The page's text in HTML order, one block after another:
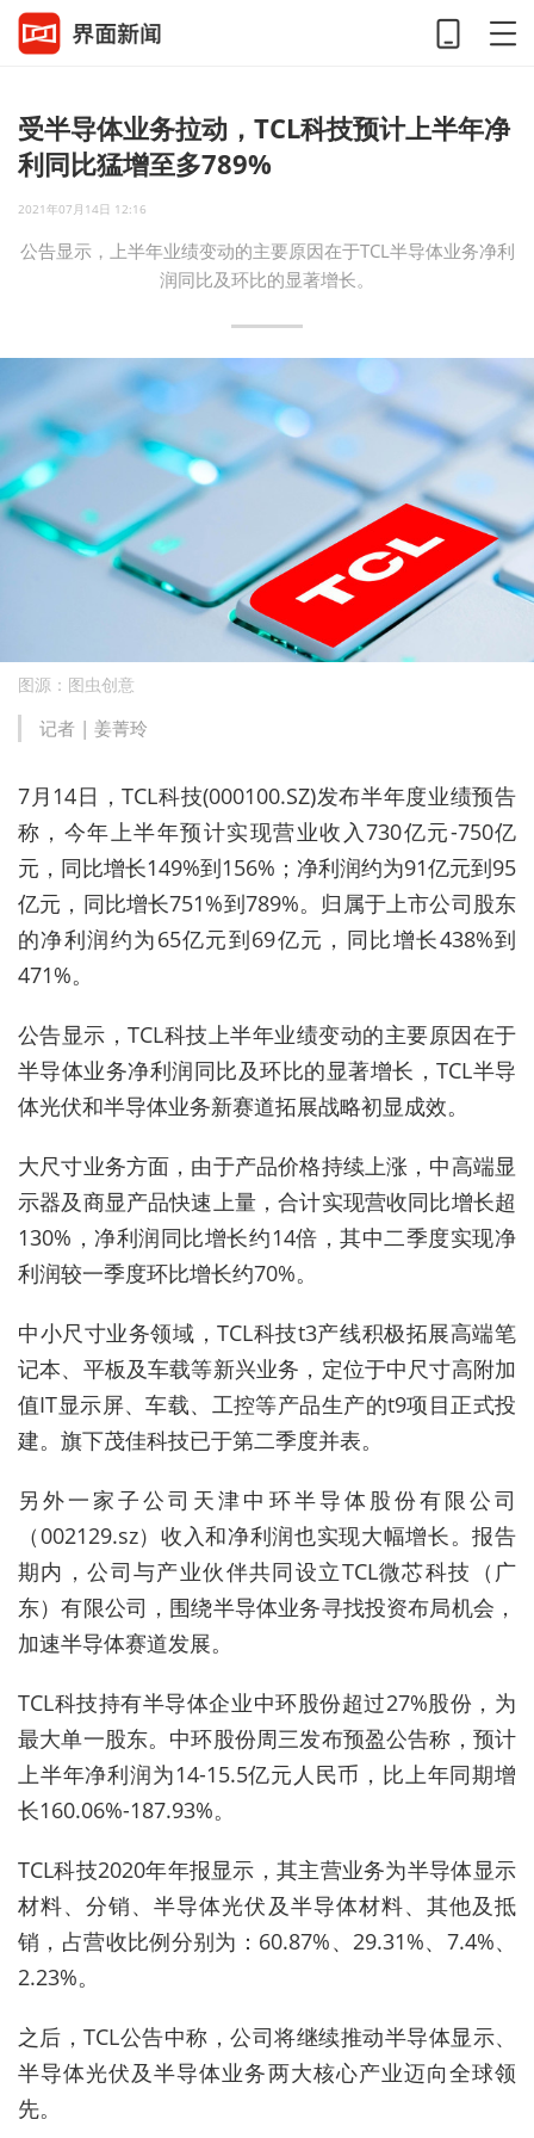
受半导体业务拉动，TCL科技预计上半年净
利同比猛增至多789%
2021年07月14日 12:16
公告显示，上半年业绩变动的主要原因在于TCL半导体业务净利
润同比及环比的显著增长。
图源：图虫创意
记者 | 姜菁玲
7月14日，TCL科技(000100.SZ)发布半年度业绩预告
称，今年上半年预计实现营业收入730亿元-750亿
元，同比增长149%到156%；净利润约为91亿元到95
亿元，同比增长751%到789%。归属于上市公司股东
的净利润约为65亿元到69亿元，同比增长438%到
471%。
公告显示，TCL科技上半年业绩变动的主要原因在于
半导体业务净利润同比及环比的显著增长，TCL半导
体光伏和半导体业务新赛道拓展战略初显成效。
大尺寸业务方面，由于产品价格持续上涨，中高端显
示器及商显产品快速上量，合计实现营收同比增长超
130%，净利润同比增长约14倍，其中二季度实现净
利润较一季度环比增长约70%。
中小尺寸业务领域，TCL科技t3产线积极拓展高端笔
记本、平板及车载等新兴业务，定位于中尺寸高附加
值IT显示屏、车载、工控等产品生产的t9项目正式投
建。旗下茂佳科技已于第二季度并表。
另外一家子公司天津中环半导体股份有限公司
（002129.sz）收入和净利润也实现大幅增长。报告
期内，公司与产业伙伴共同设立TCL微芯科技（广
东）有限公司，围绕半导体业务寻找投资布局机会，
加速半导体赛道发展。
TCL科技持有半导体企业中环股份超过27%股份，为
最大单一股东。中环股份周三发布预盈公告称，预计
上半年净利润为14-15.5亿元人民币，比上年同期增
长160.06%-187.93%。
TCL科技2020年年报显示，其主营业务为半导体显示
材料、分销、半导体光伏及半导体材料、其他及抵
销，占营收比例分别为：60.87%、29.31%、7.4%、
2.23%。
之后，TCL公告中称，公司将继续推动半导体显示、
半导体光伏及半导体业务两大核心产业迈向全球领
先。